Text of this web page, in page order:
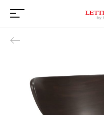
Product